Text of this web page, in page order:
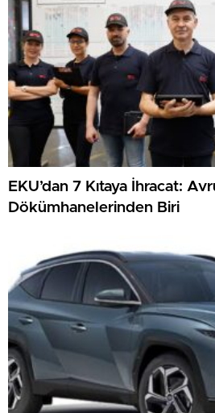
EKU’dan 7 Kıtaya İhracat:
Dökümhanelerinden Biri